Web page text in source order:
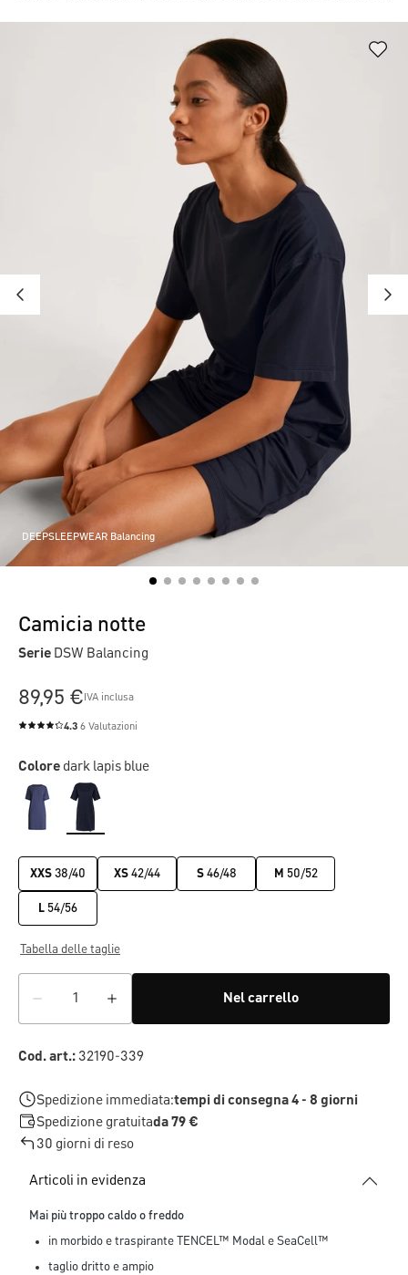
DEEPSLEEPWEAR Balancing
Camicia notte
Serie DSW Balancing
89,95 € IVA inclusa
Valutazione media di 4.3 su 5 stelle
4.3 6 Valutazioni
Colore dark lapis blue
XXS 38/40 XS 42/44 S46/48 M 50/52
L 54/56
Tabella delle taglie
Nel carrello
Cod. art.: 32190-339
Spedizione immediata:tempi di consegna 4 - 8 giorni
Spedizione gratuitada 79 €
30 giorni di reso
Articoli in evidenza
Mai più troppo caldo o freddo
in morbido e traspirante TENCEL™ Modal e SeaCell™
taglio dritto e ampio